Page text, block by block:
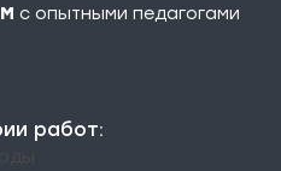
c опытными педагогами
работ: